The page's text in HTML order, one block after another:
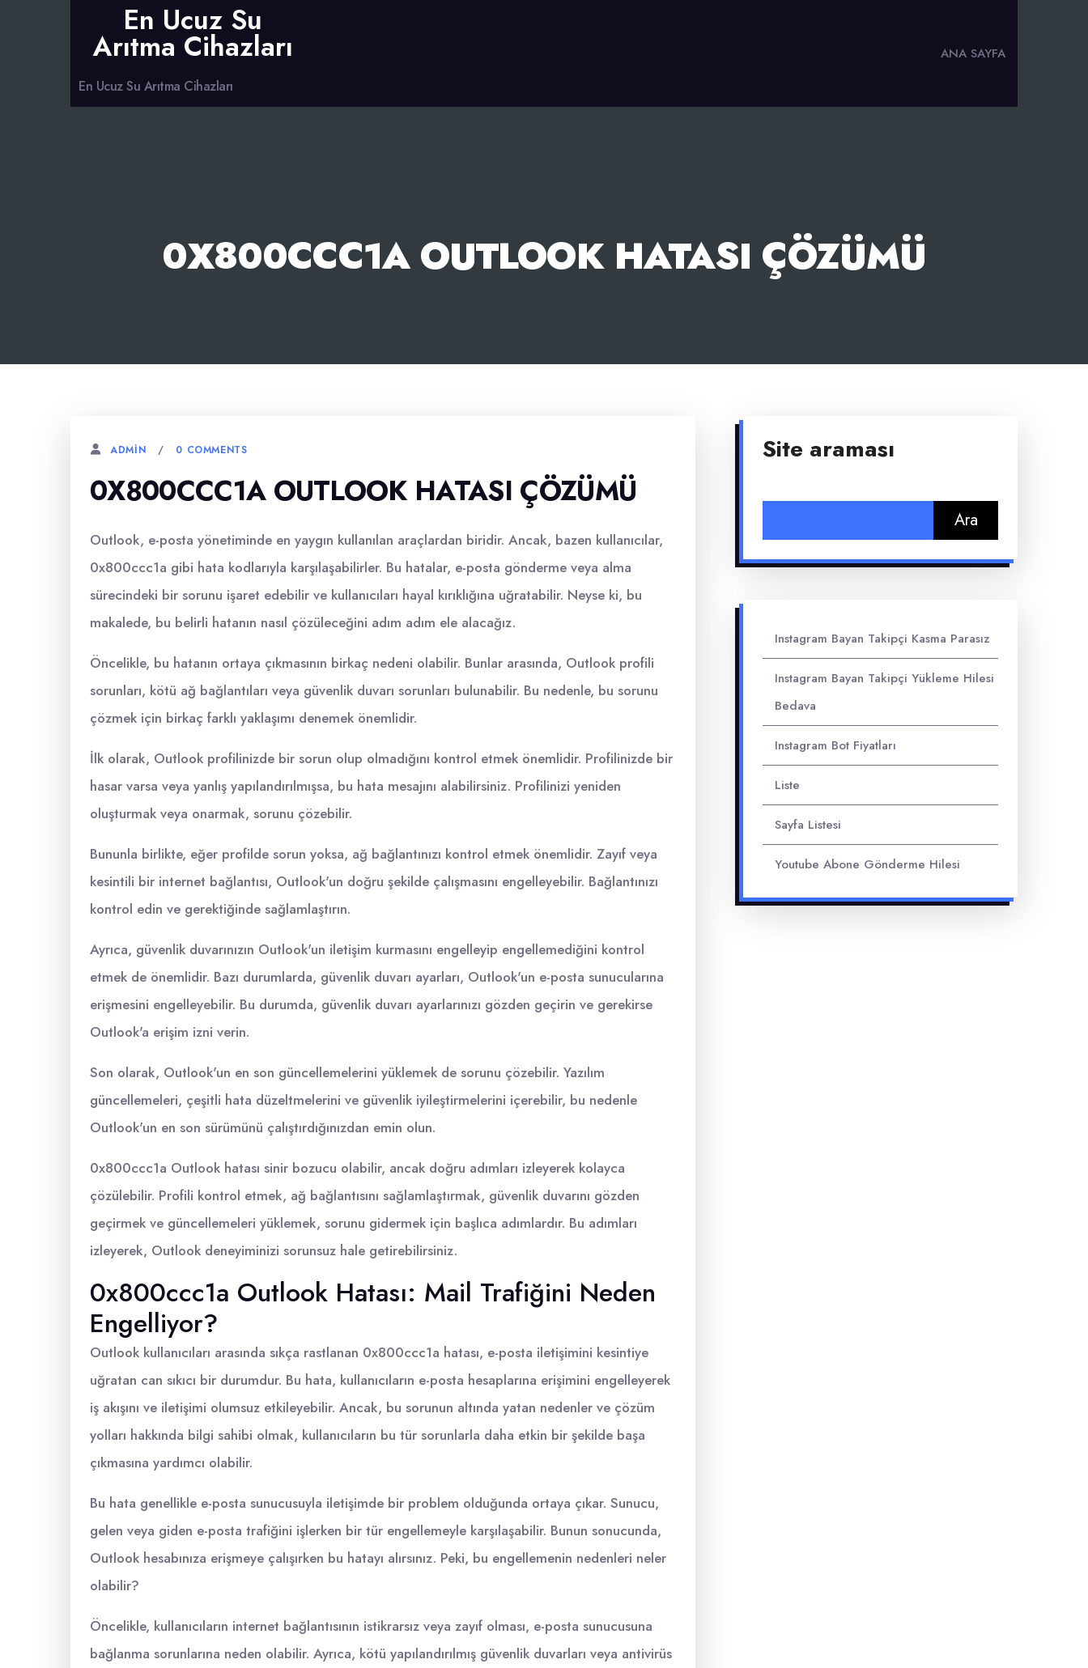
En Ucuz Su
Arıtma Cihazları
En Ucuz Su Arıtma Cihazları
ANA SAYFA
0X800CCC1A OUTLOOK HATASI ÇÖZÜMÜ
ADMIN 0 COMMENTS
0X800CCC1A OUTLOOK HATASI ÇÖZÜMÜ
Outlook, e-posta yönetiminde en yaygın kullanılan araçlardan biridir. Ancak, bazen kullanıcılar,
0x800ccc1a gibi hata kodlarıyla karşılaşabilirler. Bu hatalar, e-posta gönderme veya alma
sürecindeki bir sorunu işaret edebilir ve kullanıcıları hayal kırıklığına uğratabilir. Neyse ki, bu
makalede, bu belirli hatanın nasıl çözüleceğini adım adım ele alacağız.
Öncelikle, bu hatanın ortaya çıkmasının birkaç nedeni olabilir. Bunlar arasında, Outlook profili
sorunları, kötü ağ bağlantıları veya güvenlik duvarı sorunları bulunabilir. Bu nedenle, bu sorunu
çözmek için birkaç farklı yaklaşımı denemek önemlidir.
İlk olarak, Outlook profilinizde bir sorun olup olmadığını kontrol etmek önemlidir. Profilinizde bir
hasar varsa veya yanlış yapılandırılmışsa, bu hata mesajını alabilirsiniz. Profilinizi yeniden
oluşturmak veya onarmak, sorunu çözebilir.
Bununla birlikte, eğer profilde sorun yoksa, ağ bağlantınızı kontrol etmek önemlidir. Zayıf veya
kesintili bir internet bağlantısı, Outlook'un doğru şekilde çalışmasını engelleyebilir. Bağlantınızı
kontrol edin ve gerektiğinde sağlamlaştırın.
Ayrıca, güvenlik duvarınızın Outlook'un iletişim kurmasını engelleyip engellemediğini kontrol
etmek de önemlidir. Bazı durumlarda, güvenlik duvarı ayarları, Outlook'un e-posta sunucularına
erişmesini engelleyebilir. Bu durumda, güvenlik duvarı ayarlarınızı gözden geçirin ve gerekirse
Outlook'a erişim izni verin.
Son olarak, Outlook'un en son güncellemelerini yüklemek de sorunu çözebilir. Yazılım
güncellemeleri, çeşitli hata düzeltmelerini ve güvenlik iyileştirmelerini içerebilir, bu nedenle
Outlook'un en son sürümünü çalıştırdığınızdan emin olun.
0x800ccc1a Outlook hatası sinir bozucu olabilir, ancak doğru adımları izleyerek kolayca
çözülebilir. Profili kontrol etmek, ağ bağlantısını sağlamlaştırmak, güvenlik duvarını gözden
geçirmek ve güncellemeleri yüklemek, sorunu gidermek için başlıca adımlardır. Bu adımları
izleyerek, Outlook deneyiminizi sorunsuz hale getirebilirsiniz.
0x800ccc1a Outlook Hatası: Mail Trafiğini Neden
Engelliyor?
Outlook kullanıcıları arasında sıkça rastlanan 0x800ccc1a hatası, e-posta iletişimini kesintiye
uğratan can sıkıcı bir durumdur. Bu hata, kullanıcıların e-posta hesaplarına erişimini engelleyerek
iş akışını ve iletişimi olumsuz etkileyebilir. Ancak, bu sorunun altında yatan nedenler ve çözüm
yolları hakkında bilgi sahibi olmak, kullanıcıların bu tür sorunlarla daha etkin bir şekilde başa
çıkmasına yardımcı olabilir.
Bu hata genellikle e-posta sunucusuyla iletişimde bir problem olduğunda ortaya çıkar. Sunucu,
gelen veya giden e-posta trafiğini işlerken bir tür engellemeyle karşılaşabilir. Bunun sonucunda,
Outlook hesabınıza erişmeye çalışırken bu hatayı alırsınız. Peki, bu engellemenin nedenleri neler
olabilir?
Öncelikle, kullanıcıların internet bağlantısının istikrarsız veya zayıf olması, e-posta sunucusuna
bağlanma sorunlarına neden olabilir. Ayrıca, kötü yapılandırılmış güvenlik duvarları veya antivirüs
Site araması
Instagram Bayan Takipçi Kasma Parasız
Instagram Bayan Takipçi Yükleme Hilesi
Bedava
Instagram Bot Fiyatları
Liste
Sayfa Listesi
Youtube Abone Gönderme Hilesi